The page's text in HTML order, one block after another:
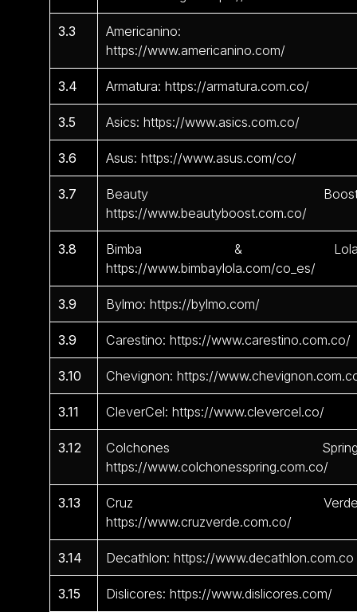
3.3
Americanino:
https://www.americanino.com/
3.4 Armatura: https://armatura.com.co/
3.5 Asics: https://www.asics.com.co/
3.6 Asus: https://www.asus.com/co/
3.7
Beauty
https://www.beautyboost.com.co/
3.8
Bimba &
https://www.bimbaylola.com/co_es/
3.9 Bylmo: https://bylmo.com/
3.9 Carestino: https://www.carestino.com.co/
3.10 Chevignon: https://
3.11 CleverCel: https://www.clevercel.co/
3.12
Colchones
https://www.colchonesspring.com.co/
3.13
Cruz
https://www.cruzverde.com.co/
3.14 Decathlon: https://www.decathlon.com.co
3.15 Dislicores: https://www.dislicores.com/